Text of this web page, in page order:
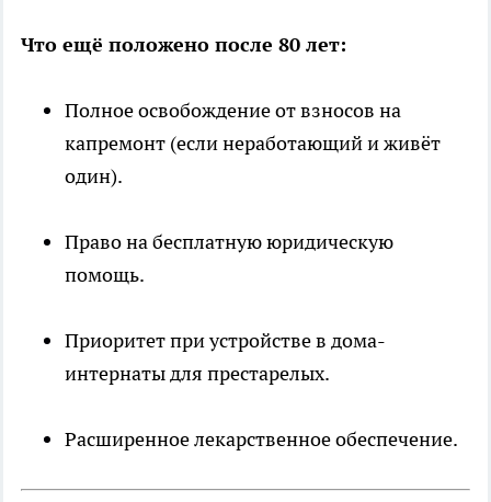
Что ещё положено после 80 лет:
Полное освобождение от взносов на
капремонт (если неработающий и живёт
один).
Право на бесплатную юридическую
помощь.
Приоритет при устройстве в дома-
интернаты для престарелых.
Расширенное лекарственное обеспечение.